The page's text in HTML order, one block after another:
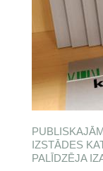
IZSTĀDES
PALĪDZĒJA